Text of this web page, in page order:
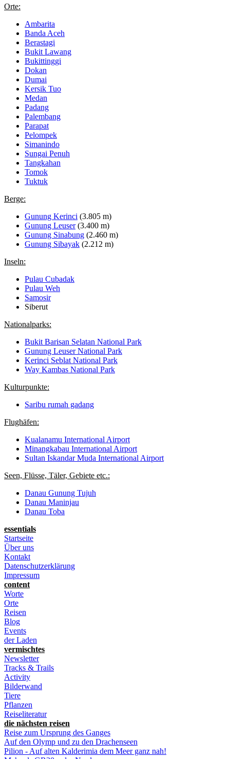
Orte:
Ambarita
Banda Aceh
Berastagi
Bukit Lawang
Bukittinggi
Dokan
Dumai
Kersik Tuo
Medan
Padang
Palembang
Parapat
Pelompek
Simanindo
Sungai Penuh
Tangkahan
Tomok
Tuktuk
Berge:
Gunung Kerinci (3.805 m)
Gunung Leuser(3.400 m)
Gunung Sinabung (2.460 m)
Gunung Sibayak (2.212 m)
Inseln:
Pulau Cubadak
Pulau Weh
Samosir
Siberut
Nationalparks:
Bukit Barisan Selatan National Park
Gunung Leuser National Park
Kerinci Seblat National Park
Way Kambas National Park
Kulturpunkte:
Saribu rumah gadang
Flughäfen:
Kualanamu International Airport
Minangkabau International Airport
Sultan Iskandar Muda International Airport
Seen, Flüsse, Täler, Gebiete etc.:
Danau Gunung Tujuh
Danau Maninjau
Danau Toba
essentials
Startseite
Über uns
Kontakt
Datenschutzerklärung
Impressum
content
Worte
Orte
Reisen
Blog
Events
der Laden
vermischtes
Newsletter
Tracks & Trails
Activity
Bilderwand
Tiere
Pflanzen
Reiseliteratur
die nächsten reisen
Reise zum Ursprung des Ganges
Auf den Olymp und zu den Drachenseen
Pilion - Auf alten Kalderimia dem Meer ganz nah!